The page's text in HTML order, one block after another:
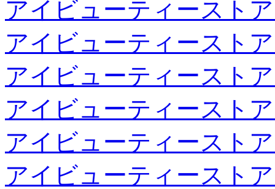
アイビューティースト
アイビューティースト
アイビューティースト
アイビューティースト
アイビューティースト
アイビューティースト